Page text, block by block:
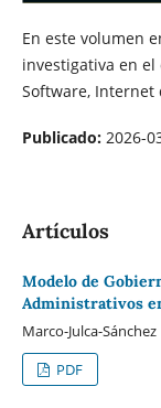
En este volumen
investigativa en
Software, Internet
Publicado: 2026-
Artículos
Modelo de
Administrativos
Marco-Julca-Sánchez
PDF